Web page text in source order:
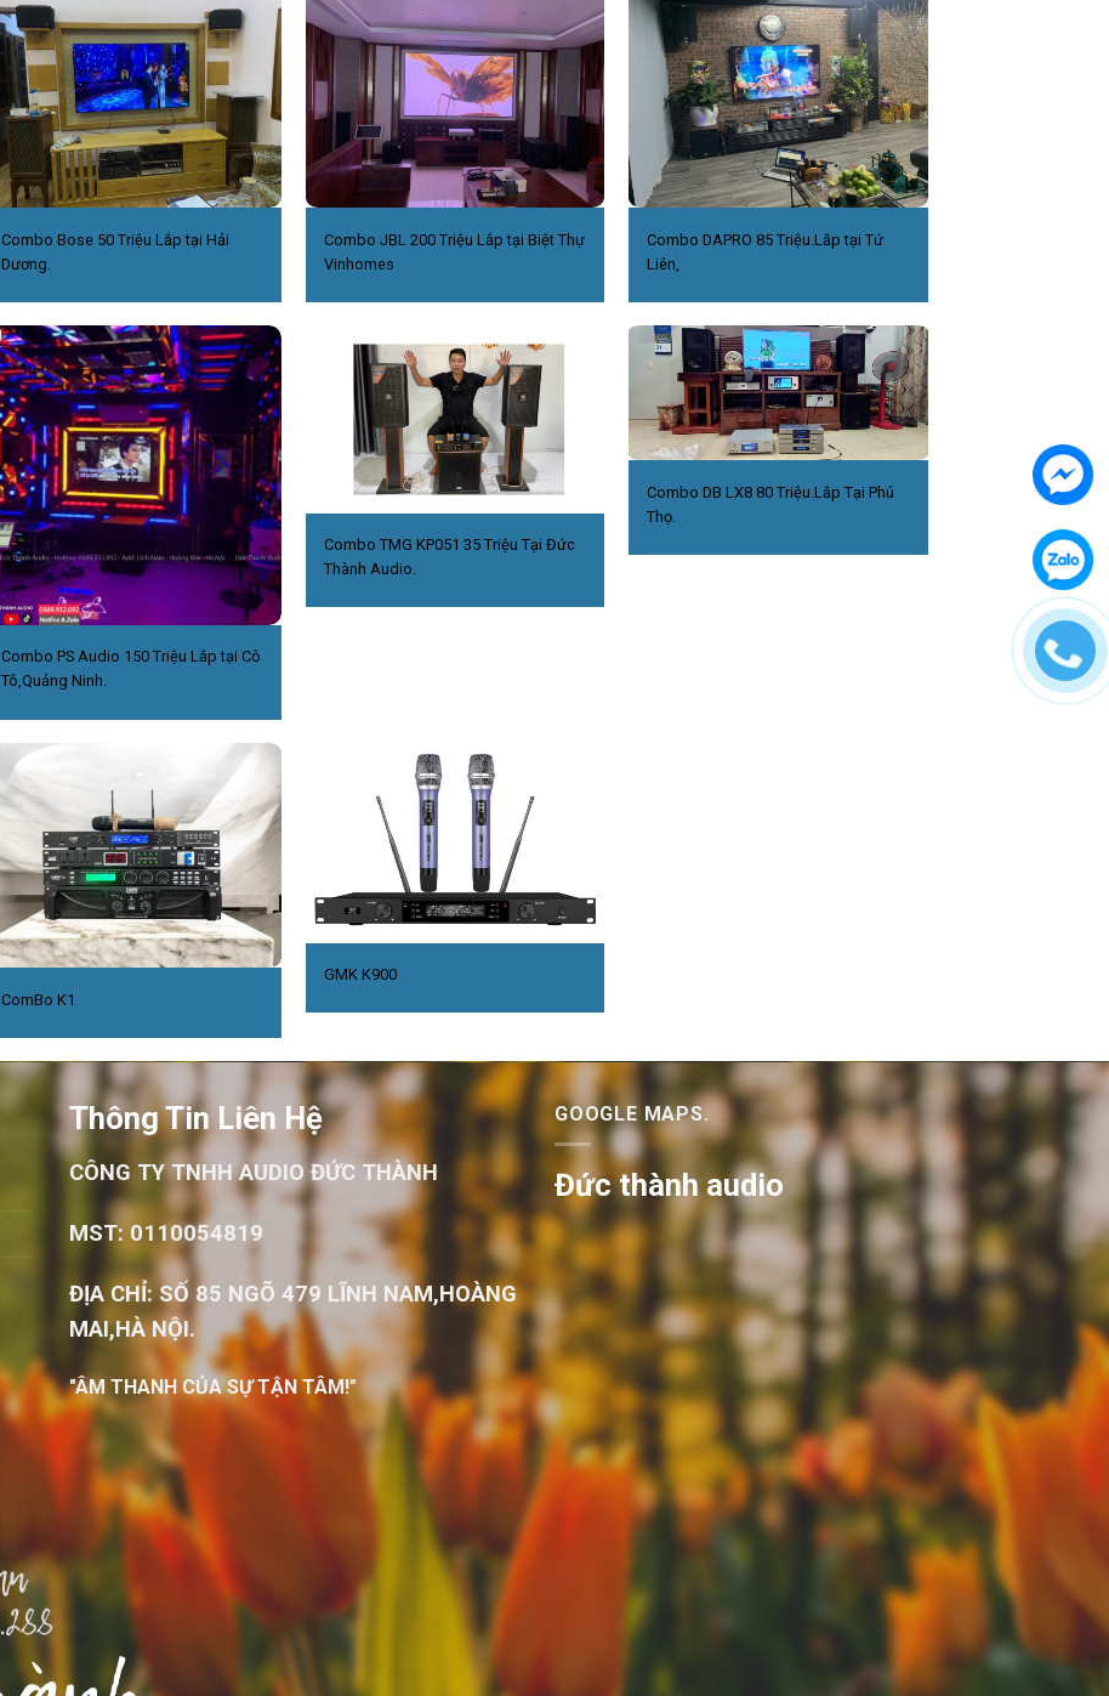
Combo Bose 50 Triệu Lắp tại Hải
Dương.
Combo JBL 200 Triệu Lắp tại Biệt Thự
Vinhomes
Combo DAPRO 85 Triệu.Lắp tại Tứ
Liên,
Combo PS Audio 150 Triệu Lắp tại Cô
Tô,Quảng Ninh.
Combo TMG KP051 35 Triệu Tại Đức
Thành Audio.
Combo DB LX8 80 Triệu.Lắp Tại Phú
Thọ.
ComBo K1
GMK K900
Thông Tin Liên Hệ
CÔNG TY TNHH AUDIO ĐỨC THÀNH
MST: 0110054819
ĐỊA CHỈ: SỐ 85 NGÕ 479 LĨNH NAM,HOÀNG
MAI,HÀ NỘI.
"ÂM THANH CỦA SỰ TẬN TÂM!"
GOOGLE MAPS.
Đức thành audio